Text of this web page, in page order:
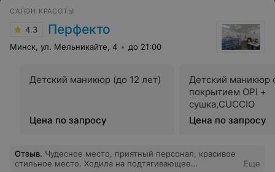
САЛОН КРАСОТЫ
4.3 Перфекто
Минск, ул. Мельникайте, 4 до 21:00
Детский маникюр (до 12 лет)
Цена по запросу
Детский маникюр
покрытием OPI +
сушка,CUCCIO
Цена по запросу
Отзыв. Чудесное место, приятный персонал, красивое
стильное место. Ходила на подтягивающее
Еще